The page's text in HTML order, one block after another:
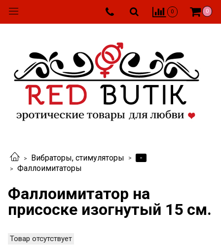
0 0
Вибраторы, стимуляторы
-
Фаллоимитаторы
Фаллоимитатор на
присоске изогнутый 15 см.
Товар отсутствует